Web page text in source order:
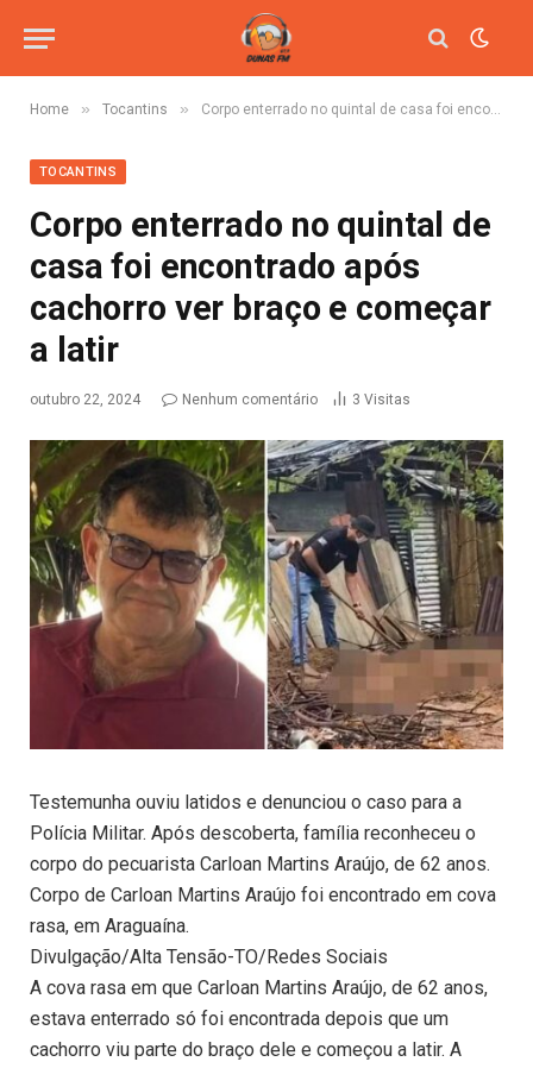
Home » Tocantins » Corpo enterrado no quintal de casa foi encontrado após cachorro ver braço e começar a latir
TOCANTINS
Corpo enterrado no quintal de
casa foi encontrado após
cachorro ver braço e começar
a latir
outubro 22, 2024 Nenhum comentário 3 Visitas
Testemunha ouviu latidos e denunciou o caso para a
Polícia Militar. Após descoberta, família reconheceu o
corpo do pecuarista Carloan Martins Araújo, de 62 anos.
Corpo de Carloan Martins Araújo foi encontrado em cova
rasa, em Araguaína.
Divulgação/Alta Tensão-TO/Redes Sociais
A cova rasa em que Carloan Martins Araújo, de 62 anos,
estava enterrado só foi encontrada depois que um
cachorro viu parte do braço dele e começou a latir. A